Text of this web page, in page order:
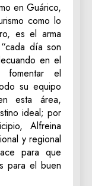
en Guárico,
como lo
es el arma
día son
en el
fomentar el
su equipo
esta área,
ideal; por
Alfreina
y regional
para que
para el buen